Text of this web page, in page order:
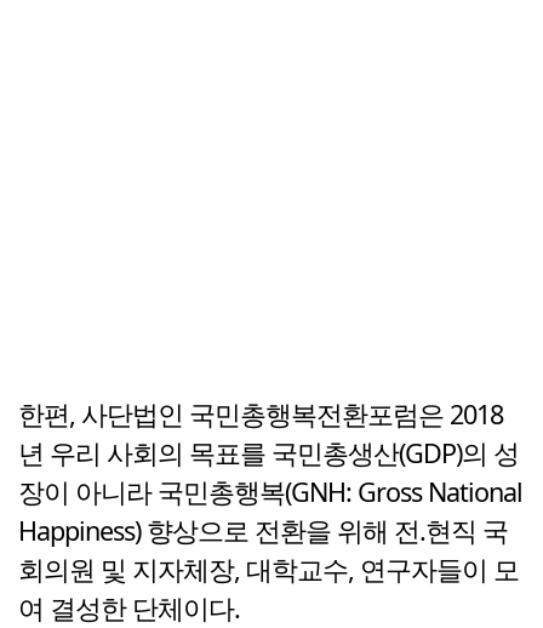
한편, 사단법인 국민총행복전환포럼은 2018
년 우리 사회의 목표를 국민총생산(GDP)의 성
장이 아니라 국민총행복(GNH: Gross National
Happiness) 향상으로 전환을 위해 전.현직 국
회의원 및 지자체장, 대학교수, 연구자들이 모
여 결성한 단체이다.